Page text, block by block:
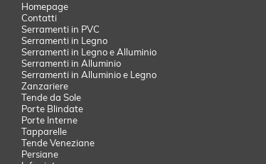
Homepage
Contatti
Serramenti in PVC
Serramenti in Legno
Serramenti in Legno e Alluminio
Serramenti in Alluminio
Serramenti in Alluminio e Legno
Zanzariere
Tende da Sole
Porte Blindate
Porte Interne
Tapparelle
Tende Veneziane
Persiane